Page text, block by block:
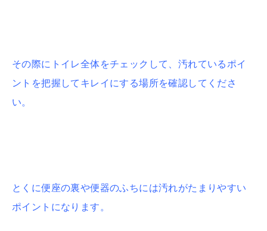
その際にトイレ全体をチェックして、汚れているポイ
ントを把握してキレイにする場所を確認してくださ
い。
とくに便座の裏や便器のふちには汚れがたまりやすい
ポイントになります。